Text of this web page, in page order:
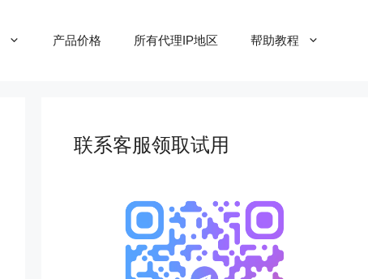
产品价格 所有代理IP地区 帮助教程
联系客服领取试用